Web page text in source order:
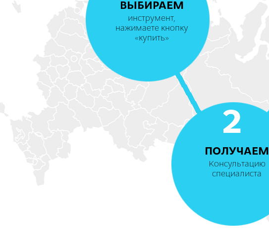
ВЫБИРАЕМ
инструмент,
нажимаете кнопку
«купить»
2
ПОЛУЧАЕМ
Консультацию
специалиста